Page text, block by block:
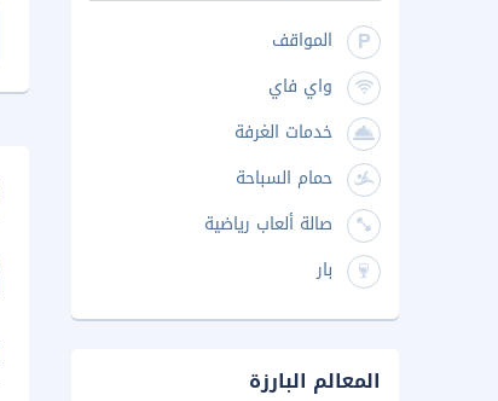
المواقف
واي فاي
خدمات الغرفة
حمام السباحة
صالة ألعاب رياضية
بار
المعالم البارزة